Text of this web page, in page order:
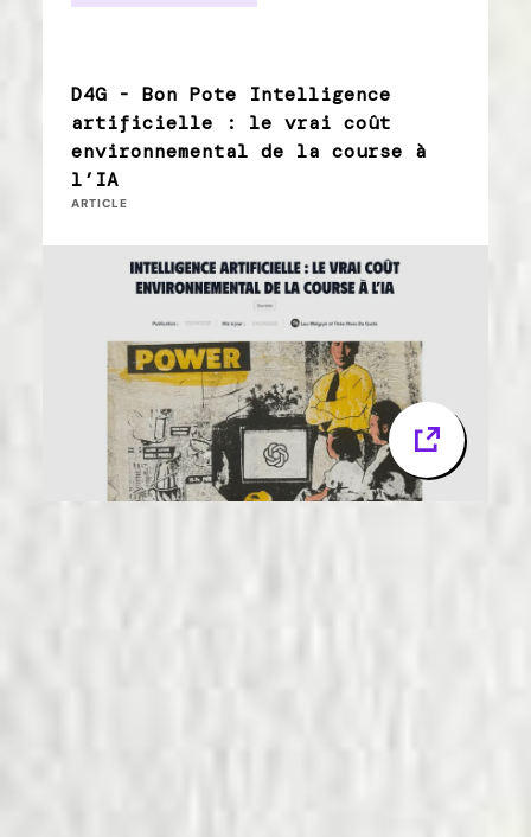
D4G - Bon Pote Intelligence
artificielle : le vrai coût
environnemental de la course à
l’IA
ARTICLE